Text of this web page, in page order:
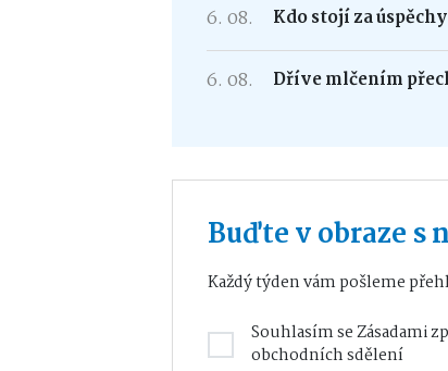
6. 08. Kdo stojí za
6. 08. Dříve mlčením
Buďte v obraze
Každý týden vám pošleme
Souhlasím seZásadami
obchodních sdělení